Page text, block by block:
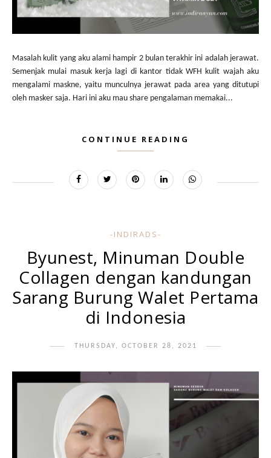
Masalah kulit yang aku alami hampir 2 bulan terakhir ini adalah jerawat.
Semenjak mulai masuk kerja lagi di kantor tidak WFH kulit wajah aku
mengalami maskne, yaitu munculnya jerawat pada area yang ditutupi
oleh masker saja. Hari ini aku mau share pengalaman memakai...
CONTINUE READING
-INDIRADS-
Byunest, Minuman Double
Collagen dengan kandungan
Sarang Burung Walet Pertama
di Indonesia
THURSDAY, OCTOBER 28, 2021